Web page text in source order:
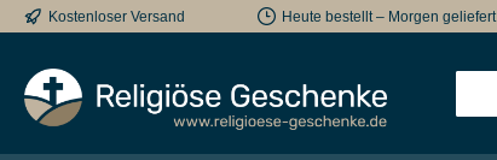
Hauptinhalt springen
Zur Suche springen
Zur Hauptnavigation springen
Kostenloser Versand Heute bestellt – Morgen geliefert